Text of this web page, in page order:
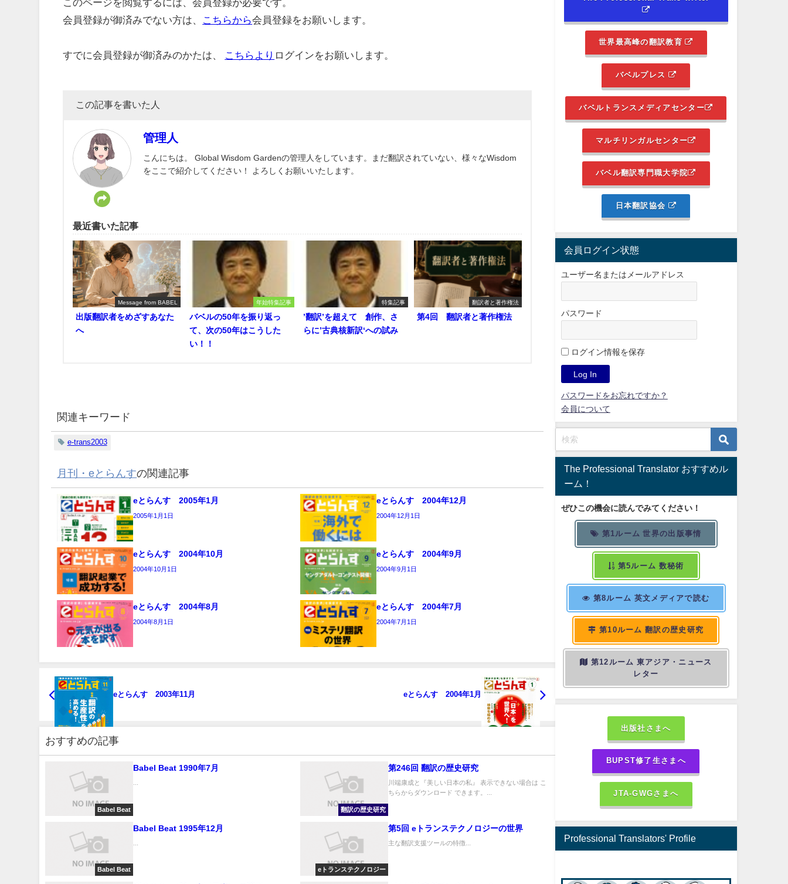
このページを閲覧するには、会員登録が必要です。
会員登録が御済みでない方は、
こちらから会員登録をお願いします。
すでに会員登録が御済みのかたは、 こちらより ログインをお願いします。
この記事を書いた人
管理人
こんにちは。 Global Wisdom Gardenの管理人をしています。まだ翻訳されていない、様々なWisdom
をここで紹介してください！ よろしくお願いいたします。
最近書いた記事
Message from BABEL
出版翻訳者をめざすあなた
へ
年始特集記事
バベルの50年を振り返っ
て、次の50年はこうした
い！！
特集記事
’翻訳’を超えて 創作、さ
らに’古典核新訳‘への試み
翻訳者と著作権法
第4回 翻訳者と著作権法
関連キーワード
e-trans2003
月刊・eとらんすの関連記事
eとらんす 2005年1月
2005年1月1日
eとらんす 2004年12月
2004年12月1日
eとらんす 2004年10月
2004年10月1日
eとらんす 2004年9月
2004年9月1日
eとらんす 2004年8月
2004年8月1日
eとらんす 2004年7月
2004年7月1日
eとらんす 2003年11月 eとらんす 2004年1月
おすすめの記事
Babel Beat
Babel Beat 1990年7月
翻訳の歴史研究
第246回 翻訳の歴史研究
川端康成と『美しい日本の私』 表示できない場合は こ
ちらからダウンロード できます。...
Babel Beat
Babel Beat 1995年12月
eトランステクノロジー
第5回 eトランステクノロジーの世界
主な翻訳支援ツールの特徴...
世界最高峰の翻訳教育
バベルプレス
バベルトランスメディアセンター
マルチリンガルセンター
バベル翻訳専門職大学院
日本翻訳協会
会員ログイン状態
ユーザー名またはメールアドレス
パスワード
ログイン情報を保存
パスワードをお忘れですか？
会員について
The Professional Translator おすすめル
ーム！
ぜひこの機会に読んでみてください！
第1ルーム 世界の出版事情
第5ルーム 数秘術
第8ルーム 英文メディアで読む
第10ルーム 翻訳の歴史研究
第12ルーム 東アジア・ニュース
レター
出版社さまへ
BUPST修了生さまへ
JTA-GWGさまへ
Professional Translators' Profile